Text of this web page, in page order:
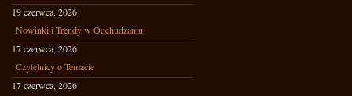
19 czerwca, 2026
Nowinki i Trendy w Odchudzaniu
17 czerwca, 2026
Czytelnicy o Temacie
17 czerwca, 2026